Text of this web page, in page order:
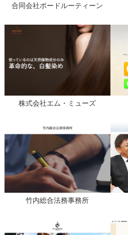
合同会社ポードルーティーン
株式会社エム・ミューズ
竹内総合法務事務所